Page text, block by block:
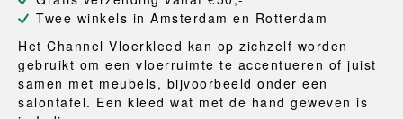
Twee winkels in Amsterdam en Rotterdam
Het Channel Vloerkleed kan op zichzelf worden
gebruikt om een vloerruimte te accentueren of juist
samen met meubels, bijvoorbeeld onder een
salontafel. Een kleed wat met de hand geweven is